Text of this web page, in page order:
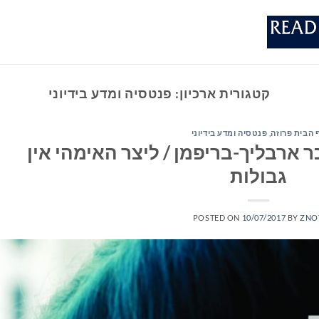
קטגורית ארכיון: פנטסיה ומדע בידיוני
הבית פרוזה, פנטסיה ומדע בידיוני
ארבליך-בריפמן / ליצר האימהי אין
גבולות
POSTED ON 10/07/2017 BY